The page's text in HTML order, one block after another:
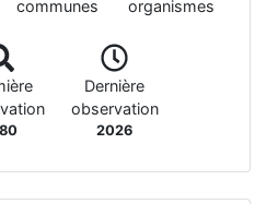
communes organismes
Dernière
observation
2026